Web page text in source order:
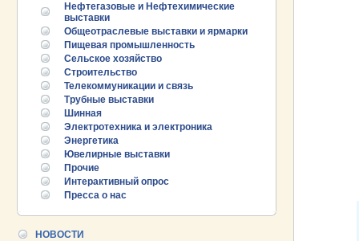
Нефтегазовые и Нефтехимические
выставки
Общеотраслевые выставки и ярмарки
Пищевая промышленность
Сельское хозяйство
Строительство
Телекоммуникации и связь
Трубные выставки
Шинная
Электротехника и электроника
Энергетика
Ювелирные выставки
Прочие
Интерактивный опрос
Пресса о нас
НОВОСТИ
25.06.2026 ::
25.06.2026 ::Деловая программа EXPO EURASIA
VIETNAM 2026
24.06.2026 ::Открытие VII Международной